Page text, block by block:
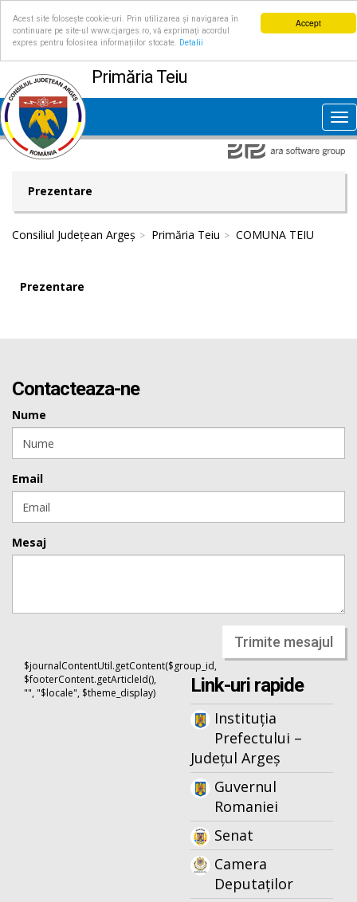
Accept
Acest site folosește cookie-uri. Prin utilizarea și navigarea în
continuare pe site-ul www.cjarges.ro, vă exprimați acordul
expres pentru folosirea informațiilor stocate.
Detalii
Primăria Teiu
Prezentare
Consiliul Județean Argeș Primăria Teiu COMUNA TEIU
Prezentare
Contacteaza-ne
Nume
Email
Mesaj
Trimite mesajul
$journalContentUtil.getContent($group_id,
$footerContent.getArticleId(),
"", "$locale", $theme_display)
Link-uri rapide
Instituția
Prefectului –
Județul Argeș
Guvernul
Romaniei
Senat
Camera
Deputaților